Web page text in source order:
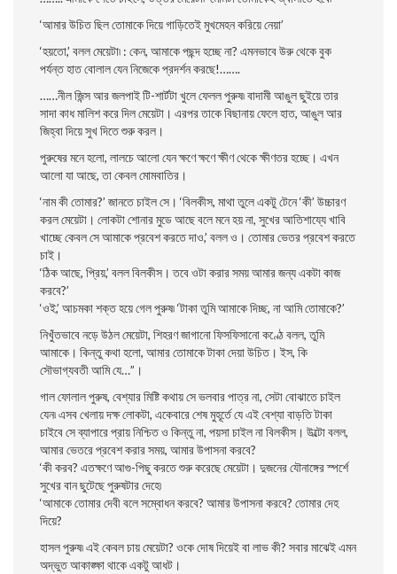
‘আমার উচিত ছিল তােমাকে দিয়ে গাড়িতেই মুখমেহন করিয়ে নেয়া’
‘হয়তাে,’ বলল মেয়েটা৷ : কেন, আমাকে পছন্দ হচ্ছে না? এমনভাবে উরু থেকে বুক
পর্যন্ত হাত বােলাল যেন নিজেকে প্রদর্শন করছে!…….
……নীল জিন্স আর জলপাই টি-শার্টটা খুলে ফেলল পুরুষ৷ বাদামী আঙুল ছুইয়ে তার
সাদা কাধ মালিশ করে দিল মেয়েটা। এরপর তাকে বিছানায় ফেলে হাত, আঙুল আর
জিহ্বা দিয়ে সুখ দিতে শুরু করল।
পুরুষের মনে হলাে, লালচে আলো যেন ক্ষণে ক্ষণে ক্ষীণ থেকে ক্ষীণতর হচ্ছে। এখন
আলাে যা আছে, তা কেবল মােমবাতির।
‘নাম কী তােমার?’ জানতে চাইল সে। ‘বিলকীস, মাথা তুলে একটু টেনে ‘কী’ উচ্চারণ
করল মেয়েটা। লােকটা শােনার মুডে আছে বলে মনে হয় না, সুখের আতিশায্যে খাবি
খাচ্ছে কেবল সে আমাকে প্রবেশ করতে দাও,’ বলল ও। তােমার ভেতর প্রবেশ করতে
চাই।
‘ঠিক আছে, প্রিয়,’ বলল বিলকীস। তবে ওটা করার সময় আমার জন্য একটা কাজ
করবে?’
‘ওই,’ আচমকা শক্ত হয়ে গেল পুরুষ৷ ‘টাকা তুমি আমাকে দিচ্ছ, না আমি তােমাকে?’
নিখুঁতভাবে নড়ে উঠল মেয়েটা, শিহরণ জাগানাে ফিসফিসানাে কণ্ঠে বলল, তুমি
আমাকে। কিন্তু কথা হলাে, আমার তোমাকে টাকা দেয়া উচিত। ইস, কি
সৌভাগ্যবতী আমি যে…”।
গাল ফোলাল পুরুষ, বেশ্যার মিষ্টি কথায় সে ভলবার পাত্র না, সেটা বােঝাতে চাইল
যেন৷ এসব খেলায় দক্ষ লোকটা, একেবারে শেষ মুহূর্তে যে এই বেশ্যা বাড়তি টাকা
চাইবে সে ব্যাপারে প্রায় নিশ্চিত ও কিন্তু না, পয়সা চাইল না বিলকীস। উল্টো বলল,
আমার ভেতরে প্রবেশ করার সময়, আমার উপাসনা করবে?
‘কী করব? এতক্ষণে আগু-পিছু করতে শুরু করেছে মেয়েটা। দুজনের যৌনাঙ্গের স্পর্শে
সুখের বান ছুটেছে পুরুষটার দেহে৷
‘আমাকে তােমার দেবী বলে সম্বােধন করবে? আমার উপাসনা করবে? তােমার দেহ
দিয়ে?
হাসল পুরুষ৷ এই কেবল চায় মেয়েটা? ওকে দোষ দিয়েই বা লাভ কী? সবার মাঝেই এমন
অদ্ভুত আকাঙ্ক্ষা থাকে একটু আধট।